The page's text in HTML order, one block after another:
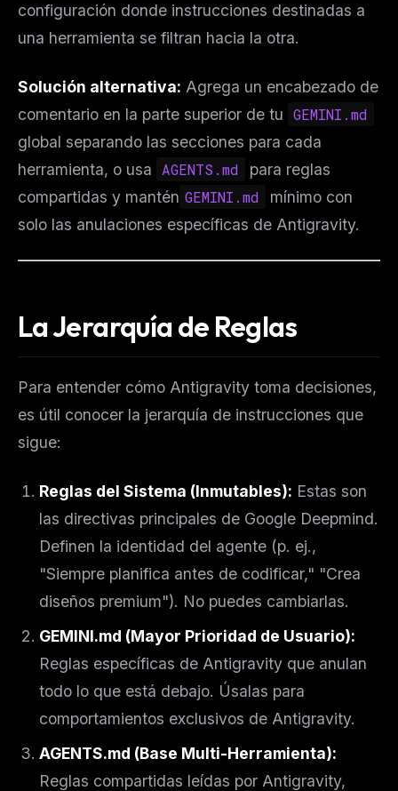
configuración donde instrucciones destinadas a
una herramienta se filtran hacia la otra.
Solución alternativa: Agrega un encabezado de
comentario en la parte superior de tu GEMINI.md
global separando las secciones para cada
herramienta, o usa
AGENTS.md
para reglas
compartidas y mantén GEMINI.md
mínimo con
solo las anulaciones específicas de Antigravity.
La Jerarquía de Reglas
Para entender cómo Antigravity toma decisiones,
es útil conocer la jerarquía de instrucciones que
sigue:
Reglas del Sistema (Inmutables): Estas son
las directivas principales de Google Deepmind.
Definen la identidad del agente (p. ej.,
"Siempre planifica antes de codificar," "Crea
diseños premium"). No puedes cambiarlas.
GEMINI.md (Mayor Prioridad de Usuario):
Reglas específicas de Antigravity que anulan
todo lo que está debajo. Úsalas para
comportamientos exclusivos de Antigravity.
AGENTS.md (Base Multi-Herramienta):
Reglas compartidas leídas por Antigravity,